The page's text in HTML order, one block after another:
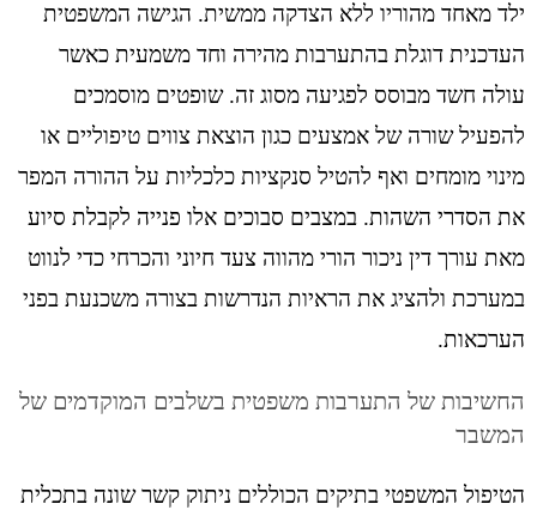
ילד מאחד מהוריו ללא הצדקה ממשית. הגישה המשפטית
העדכנית דוגלת בהתערבות מהירה וחד משמעית כאשר
עולה חשד מבוסס לפגיעה מסוג זה. שופטים מוסמכים
להפעיל שורה של אמצעים כגון הוצאת צווים טיפוליים או
מינוי מומחים ואף להטיל סנקציות כלכליות על ההורה המפר
את הסדרי השהות. במצבים סבוכים אלו פנייה לקבלת סיוע
מאת עורך דין ניכור הורי מהווה צעד חיוני והכרחי כדי לנווט
במערכת ולהציג את הראיות הנדרשות בצורה משכנעת בפני
הערכאות.
החשיבות של התערבות משפטית בשלבים המוקדמים של
המשבר
הטיפול המשפטי בתיקים הכוללים ניתוק קשר שונה בתכלית